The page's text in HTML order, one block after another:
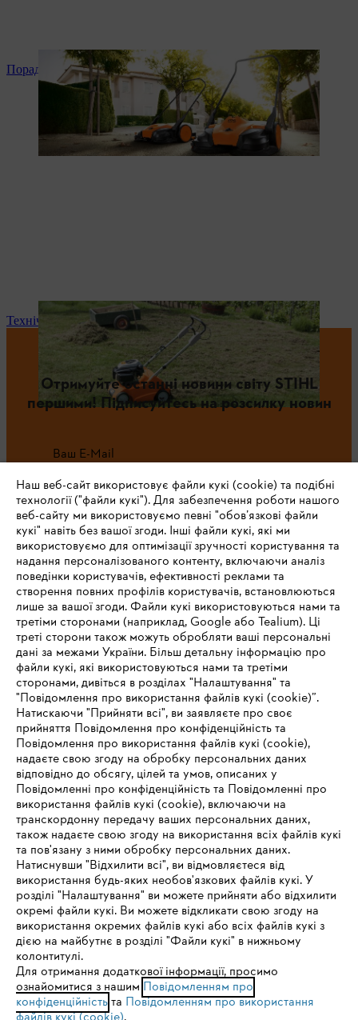
Поради та інструкція до продукту
Технічне обслуговування та ремонт
Отримуйте останні новини світу STIHL
першими! Підписуйтесь на розсилку новин
Ваш E-Mail
Зареєструватись зараз
#STIHL
Про компанію STIHL
Запитання та відповіді
Сервіс
Політика конфіденційності Вихідні дані Cookies
Юридична інформація
IHR BROWSER WIRD NICHT
UNTERSTÜTZT
Sie nutzen einen Browser, den wir noch nicht unterstützen. Für
eine optimale Nutzung unserer Seite empfehlen wir Ihnen, zu
einem der folgenden Browser zu wechseln:
Наш веб-сайт використовує файли кукі (cookie) та подібні
технології ("файли кукі"). Для забезпечення роботи нашого
веб-сайту ми використовуємо певні "обов’язкові файли
кукі" навіть без вашої згоди. Інші файли кукі, які ми
використовуємо для оптимізації зручності користування та
надання персоналізованого контенту, включаючи аналіз
поведінки користувачів, ефективності реклами та
створення повних профілів користувачів, встановлюються
лише за вашої згоди. Файли кукі використовуються нами та
третіми сторонами (наприклад, Google або Tealium). Ці
треті сторони також можуть обробляти ваші персональні
дані за межами України. Більш детальну інформацію про
файли кукі, які використовуються нами та третіми
сторонами, дивіться в розділах "Налаштування" та
"Повідомлення про використання файлів кукі (cookie)”.
Натискаючи "Прийняти всі", ви заявляєте про своє
прийняття Повідомлення про конфіденційність та
Повідомлення про використання файлів кукі (cookie),
надаєте свою згоду на обробку персональних даних
відповідно до обсягу, цілей та умов, описаних у
Повідомленні про конфіденційність та Повідомленні про
використання файлів кукі (cookie), включаючи на
транскордонну передачу ваших персональних даних,
також надаєте свою згоду на використання всіх файлів кукі
та пов'язану з ними обробку персональних даних.
Натиснувши "Відхилити всі", ви відмовляєтеся від
використання будь-яких необов'язкових файлів кукі. У
розділі "Налаштування" ви можете прийняти або відхилити
окремі файли кукі. Ви можете відкликати свою згоду на
використання окремих файлів кукі або всіх файлів кукі з
дією на майбутнє в розділі "Файли кукі" в нижньому
колонтитулі.
Для отримання додаткової інформації, просимо
ознайомитися з нашим Повідомленням про
конфіденційністьта Повідомленням про використання